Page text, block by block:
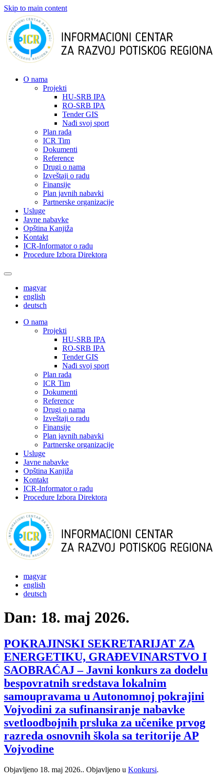
Skip to main content
О nama
Projekti
HU-SRB IPA
RO-SRB IPA
Tender GIS
Nađi svoj sport
Plan rada
ICR Tim
Dokumenti
Reference
Drugi o nama
Izveštaji o radu
Finansije
Plan javnih nabavki
Partnerske organizacije
Usluge
Javne nabavke
Opština Kanjiža
Kontakt
ICR-Informator o radu
Procedure Izbora Direktora
magyar
english
deutsch
О nama
Projekti
HU-SRB IPA
RO-SRB IPA
Tender GIS
Nađi svoj sport
Plan rada
ICR Tim
Dokumenti
Reference
Drugi o nama
Izveštaji o radu
Finansije
Plan javnih nabavki
Partnerske organizacije
Usluge
Javne nabavke
Opština Kanjiža
Kontakt
ICR-Informator o radu
Procedure Izbora Direktora
magyar
english
deutsch
Dan: 18. maj 2026.
POKRAJINSKI SEKRETARIJAT ZA
ENERGETIKU, GRAĐEVINARSTVO I
SAOBRAĆAJ – Javni konkurs za dodelu
bespovratnih sredstava lokalnim
samoupravama u Autonomnoj pokrajini
Vojvodini za sufinansiranje nabavke
svetloodbojnih prsluka za učenike prvog
razreda osnovnih škola sa teritorije AP
Vojvodine
Objavljeno 18. maj 2026.. Objavljeno u Konkursi.